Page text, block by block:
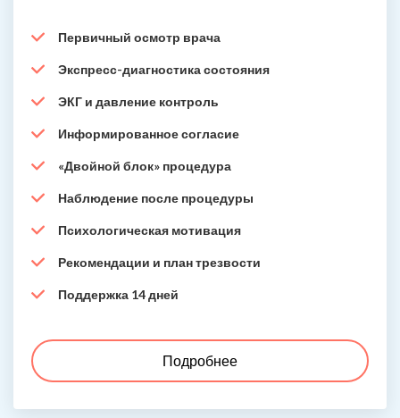
Первичный осмотр врача
Экспресс-диагностика состояния
ЭКГ и давление контроль
Информированное согласие
«Двойной блок» процедура
Наблюдение после процедуры
Психологическая мотивация
Рекомендации и план трезвости
Поддержка 14 дней
Подробнее